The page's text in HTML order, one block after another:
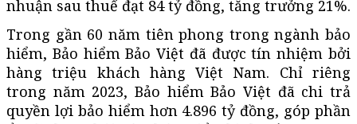
nhuận sau thuế đạt 84 tỷ đồng, tăng trưởng 21%.
Trong gần 60 năm tiên phong trong ngành bảo
hiểm, Bảo hiểm Bảo Việt đã được tín nhiệm bởi
hàng triệu khách hàng Việt Nam. Chỉ riêng
trong năm 2023, Bảo hiểm Bảo Việt đã chi trả
quyền lợi bảo hiểm hơn 4.896 tỷ đồng, góp phần